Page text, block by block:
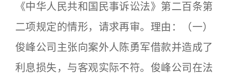
《中华人民共和国民事诉讼法》第二百条第
二项规定的情形，请求再审。理由：（一）
俊峰公司主张向案外人陈勇军借款并造成了
利息损失，与客观实际不符。俊峰公司在法